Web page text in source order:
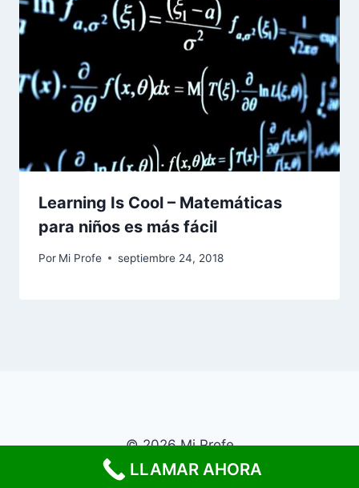
Learning Is Cool – Matemáticas
para niños es más fácil
Por Mi Profe septiembre 24, 2018
© 2026 Mi Profe
LLAMAR AHORA